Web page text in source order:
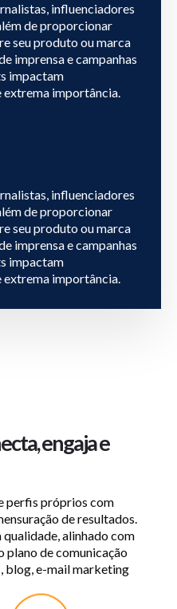
influenciadores
de proporcionar
seu produto ou marca
imprensa e campanhas
impactam
importância.
influenciadores
de proporcionar
seu produto ou marca
imprensa e campanhas
impactam
importância.
engaja e
perfis próprios com
de resultados.
alinhado com
de comunicação
blog, e-mail marketing